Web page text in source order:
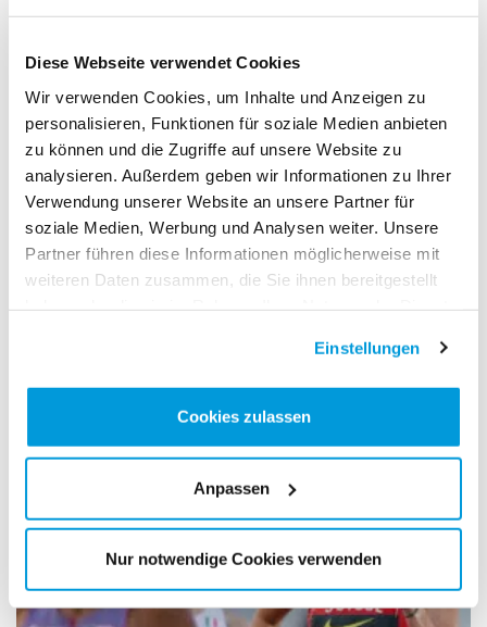
Diese Webseite verwendet Cookies
Wir verwenden Cookies, um Inhalte und Anzeigen zu
personalisieren, Funktionen für soziale Medien anbieten
zu können und die Zugriffe auf unsere Website zu
analysieren. Außerdem geben wir Informationen zu Ihrer
Verwendung unserer Website an unsere Partner für
soziale Medien, Werbung und Analysen weiter. Unsere
Partner führen diese Informationen möglicherweise mit
weiteren Daten zusammen, die Sie ihnen bereitgestellt
Einstellungen
Cookies zulassen
Anpassen
Nur notwendige Cookies verwenden
Ashik Begum, 100 m/200 m
Francis Birri, Diskus
Natalia Issler, 800 m
Christa Temeng, Kugel
Fiona von Flüe, 800 m/1500 m
Céline Weber, Hoch
WM in Tokio (JPN/13.-21. September)
Angelica Moser, Stab
(SwA/MAS)
Ähnliche Artikel